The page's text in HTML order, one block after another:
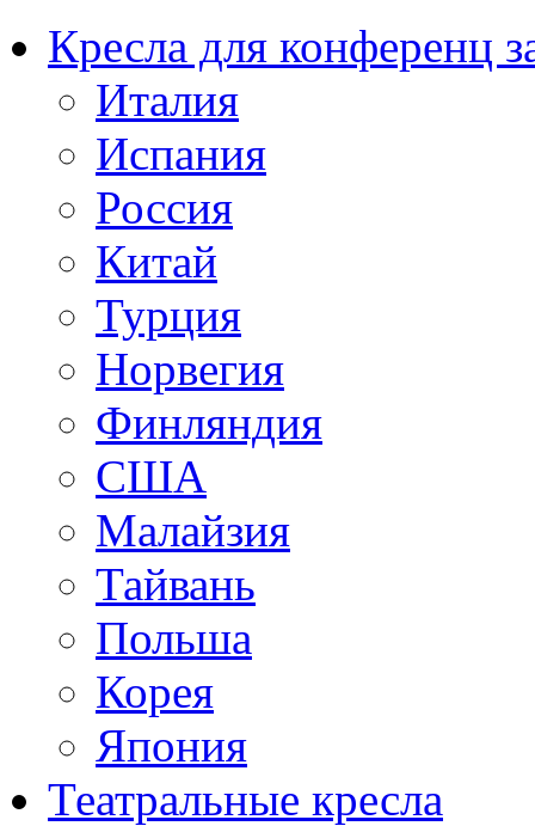
Кресла для конференц
Италия
Испания
Россия
Китай
Турция
Норвегия
Финляндия
США
Малайзия
Тайвань
Польша
Корея
Япония
Театральные кресла